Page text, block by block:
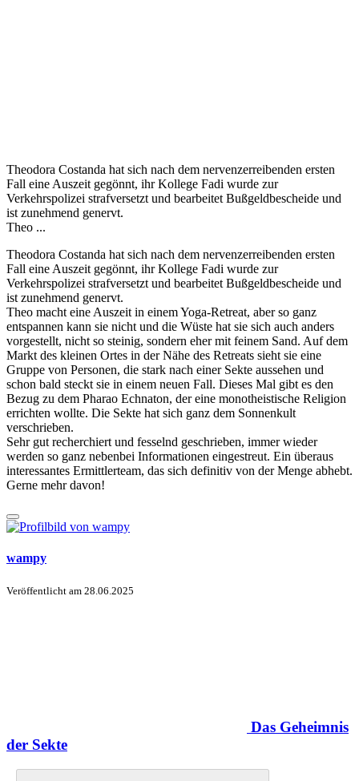
Theodora Costanda hat sich nach dem nervenzerreibenden ersten
Fall eine Auszeit gegönnt, ihr Kollege Fadi wurde zur
Verkehrspolizei strafversetzt und bearbeitet Bußgeldbescheide und
ist zunehmend genervt.
Theo ...
Theodora Costanda hat sich nach dem nervenzerreibenden ersten
Fall eine Auszeit gegönnt, ihr Kollege Fadi wurde zur
Verkehrspolizei strafversetzt und bearbeitet Bußgeldbescheide und
ist zunehmend genervt.
Theo macht eine Auszeit in einem Yoga-Retreat, aber so ganz
entspannen kann sie nicht und die Wüste hat sie sich auch anders
vorgestellt, nicht so steinig, sondern eher mit feinem Sand. Auf dem
Markt des kleinen Ortes in der Nähe des Retreats sieht sie eine
Gruppe von Personen, die stark nach einer Sekte aussehen und
schon bald steckt sie in einem neuen Fall. Dieses Mal gibt es den
Bezug zu dem Pharao Echnaton, der eine monotheistische Religion
errichten wollte. Die Sekte hat sich ganz dem Sonnenkult
verschrieben.
Sehr gut recherchiert und fesselnd geschrieben, immer wieder
werden so ganz nebenbei Informationen eingestreut. Ein überaus
interessantes Ermittlerteam, das sich definitiv von der Menge abhebt.
Gerne mehr davon!
wampy
Veröffentlicht am 28.06.2025
Das Geheimnis
der Sekte